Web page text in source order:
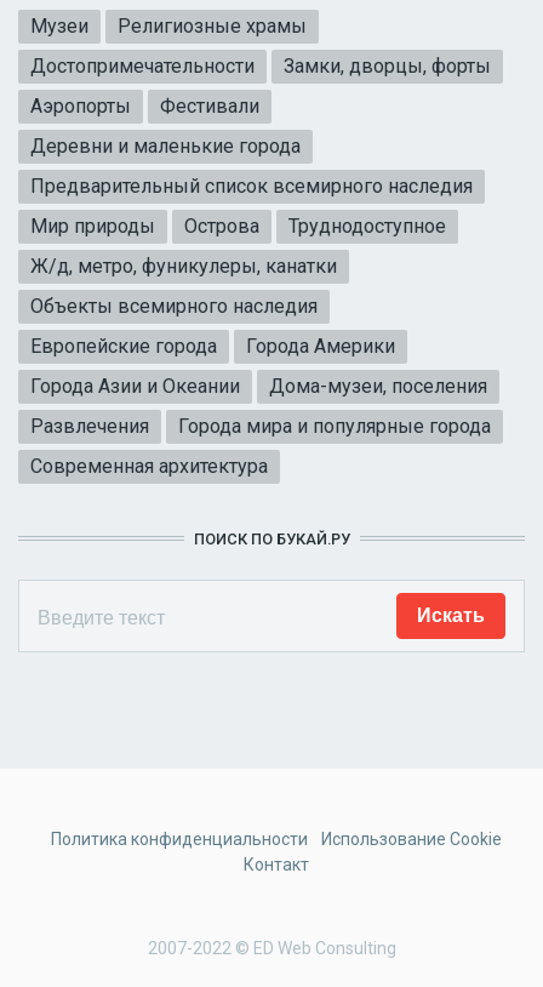
Музеи
Религиозные храмы
Достопримечательности
Замки, дворцы, форты
Аэропорты
Фестивали
Деревни и маленькие города
Предварительный список всемирного наследия
Мир природы
Острова
Труднодоступное
Ж/д, метро, фуникулеры, канатки
Объекты всемирного наследия
Европейские города
Города Америки
Города Азии и Океании
Дома-музеи, поселения
Развлечения
Города мира и популярные города
Современная архитектура
ПОИСК ПО БУКАЙ.РУ
2007-2022 © ED Web Consulting
Политика конфиденциальности
Использование Cookie
Контакт